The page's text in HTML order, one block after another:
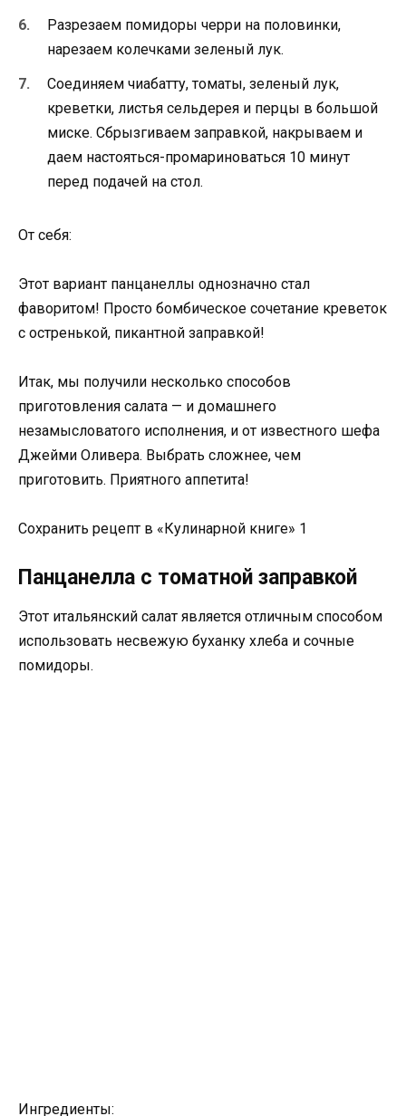
Разрезаем помидоры черри на половинки,
нарезаем колечками зеленый лук.
Соединяем чиабатту, томаты, зеленый лук,
креветки, листья сельдерея и перцы в большой
миске. Сбрызгиваем заправкой, накрываем и
даем настояться-промариноваться 10 минут
перед подачей на стол.
От себя:
Этот вариант панцанеллы однозначно стал
фаворитом! Просто бомбическое сочетание креветок
с остренькой, пикантной заправкой!
Итак, мы получили несколько способов
приготовления салата — и домашнего
незамысловатого исполнения, и от известного шефа
Джейми Оливера. Выбрать сложнее, чем
приготовить. Приятного аппетита!
Сохранить рецепт в «Кулинарной книге» 1
Панцанелла с томатной заправкой
Этот итальянский салат является отличным способом
использовать несвежую буханку хлеба и сочные
помидоры.
Ингредиенты: